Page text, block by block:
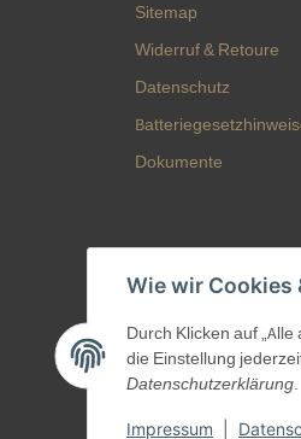
Wie wir Cookies
Durch Klicken auf
die Einstellung
Datenschutzerklärung.
Impressum
Sitemap
Widerruf & Retoure
Datenschutz
Dokumente